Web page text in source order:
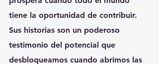
tiene la oportunidad de contribuir.
Sus historias son un poderoso
testimonio del potencial que
desbloqueamos cuando abrimos las